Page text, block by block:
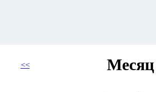
<< Месяц